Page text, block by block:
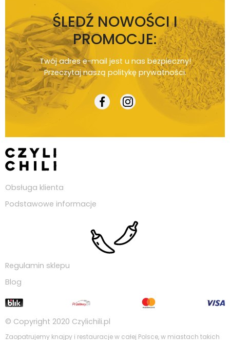
ŚLEDŹ NOWOŚCI I
PROMOCJE:
Twój adres e-mail jest u nas bezpieczny!
Przeczytaj naszą politykę prywatności.
Obsługa klienta
Podstawowe informacje
Regulamin sklepu
Blog
© Copyright 2020 Czylichili.pl
Zaopatrujemy knajpy i restauracje w całej Polsce, w miastach takich